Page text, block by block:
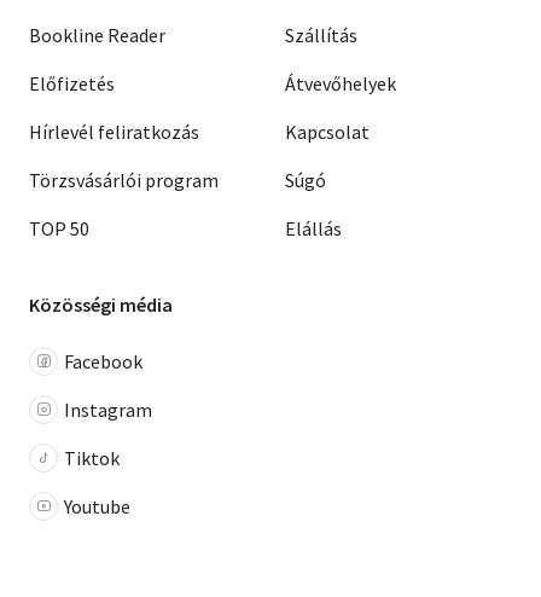
Bookline Reader
Előfizetés
Hírlevél feliratkozás
Törzsvásárlói program
TOP 50
Szállítás
Átvevőhelyek
Kapcsolat
Súgó
Elállás
Közösségi média
Facebook
Instagram
Tiktok
Youtube